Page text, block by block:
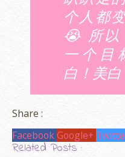
个人都
😭 所以
一个目
白！美白
Share :
Facebook Google+
Related Posts :